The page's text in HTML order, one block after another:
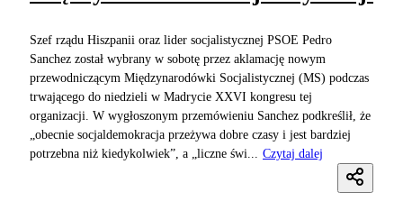
Szef rządu Hiszpanii oraz lider socjalistycznej PSOE Pedro
Sanchez został wybrany w sobotę przez aklamację nowym
przewodniczącym Międzynarodówki Socjalistycznej (MS) podczas
trwającego do niedzieli w Madrycie XXVI kongresu tej
organizacji. W wygłoszonym przemówieniu Sanchez podkreślił, że
„obecnie socjaldemokracja przeżywa dobre czasy i jest bardziej
potrzebna niż kiedykolwiek”, a „liczne świ...
Czytaj dalej